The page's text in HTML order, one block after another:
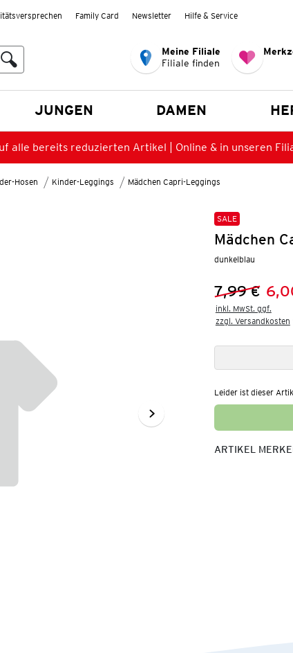
Family Card Newsletter Hilfe & Service
Meine Filiale
Filiale finden
JUNGEN DAMEN
alle bereits reduzierten Artikel | Online & in unseren
Hosen Kinder-Leggings Mädchen Capri-Leggings
SALE
Mädchen
dunkelblau
Vorheriger
7,99 €
Neuer
inkl. MwSt. ggf.
zzgl. Versandkosten
Leider ist dieser
ARTIKEL